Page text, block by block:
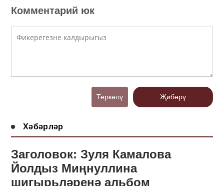
Комментарий юк
Теркәлү Җибәрү
Хәбәрләр
Заголовок: Зуля Камалова
Йолдыз Миңнуллина
шигырьләренә альбом